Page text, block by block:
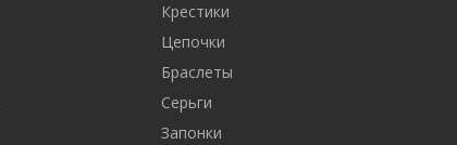
Крестики
Цепочки
Браслеты
Серьги
Запонки